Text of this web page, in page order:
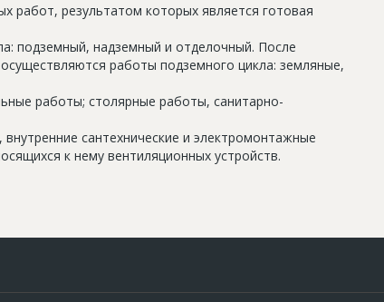
работ, результатом которых является готовая
подземный, надземный и отделочный. После
работы подземного цикла: земляные,
работы; столярные работы, санитарно-
сантехнические и электромонтажные
к нему вентиляционных устройств.